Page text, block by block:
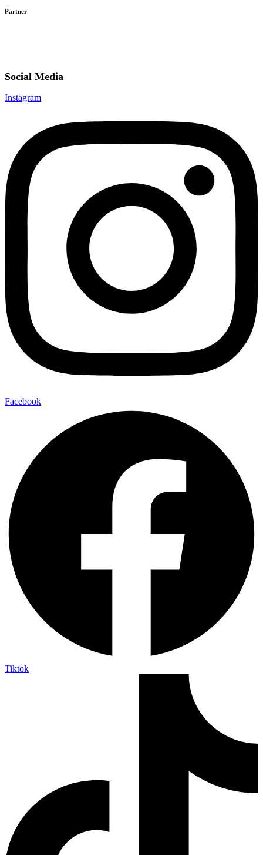
Partner
Social Media
Instagram
Facebook
Tiktok